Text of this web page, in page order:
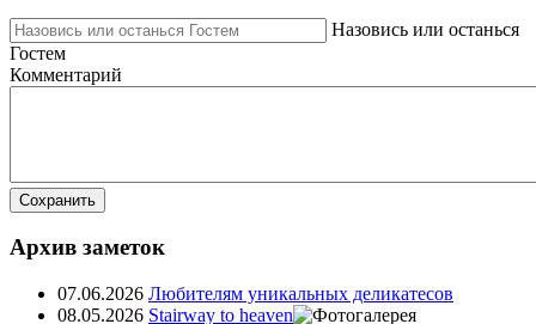
Назовись или останься
Гостем
Комментарий
Сохранить
Архив заметок
07.06.2026 Любителям уникальных деликатесов
08.05.2026 Stairway to heaven